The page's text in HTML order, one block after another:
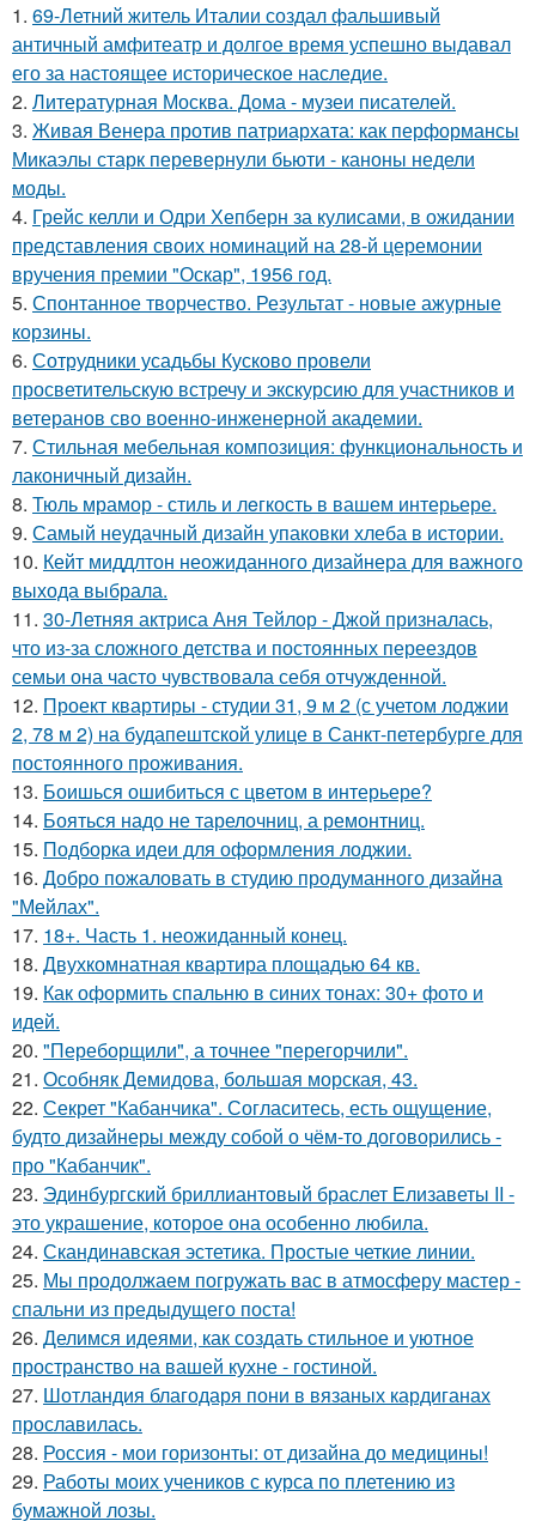
1. 69-Летний житель Италии создал фальшивый
античный амфитеатр и долгое время успешно выдавал
его за настоящее историческое наследие.
2. Литературная Москва. Дома - музеи писателей.
3. Живая Венера против патриархата: как перформансы
Микаэлы старк перевернули бьюти - каноны недели
моды.
4. Грейс келли и Одри Хепберн за кулисами, в ожидании
представления своих номинаций на 28-й церемонии
вручения премии "Оскар", 1956 год.
5. Спонтанное творчество. Результат - новые ажурные
корзины.
6. Сотрудники усадьбы Кусково провели
просветительскую встречу и экскурсию для участников и
ветеранов сво военно-инженерной академии.
7. Стильная мебельная композиция: функциональность и
лаконичный дизайн.
8. Тюль мрамор - стиль и лeгкость в вашем интерьере.
9. Самый неудачный дизайн упаковки хлеба в истории.
10. Кейт миддлтон неожиданного дизайнера для важного
выхода выбрала.
11. 30-Летняя актриса Аня Тейлор - Джой призналась,
что из-за сложного детства и постоянных переездов
семьи она часто чувствовала себя отчужденной.
12. Проект квартиры - студии 31, 9 м 2 (с учетом лоджии
2, 78 м 2) на будапештской улице в Санкт-петербурге для
постоянного проживания.
13. Боишься ошибиться с цветом в интерьере?
14. Бояться надо не тарелочниц, а ремонтниц.
15. Подборка идеи для оформления лоджии.
16. Добро пожаловать в студию продуманного дизайна
"Мейлах".
17. 18+. Часть 1. неожиданный конец.
18. Двухкомнатная квартира площадью 64 кв.
19. Как оформить спальню в синих тонах: 30+ фото и
идей.
20. "Переборщили", а точнее "перегорчили".
21. Особняк Демидова, большая морская, 43.
22. Секрет "Кабанчика". Согласитесь, есть ощущение,
будто дизайнеры между собой о чём-то договорились -
про "Кабанчик".
23. Эдинбургский бриллиантовый браслет Елизаветы II -
это украшение, которое она особенно любила.
24. Скандинавская эстетика. Простые четкие линии.
25. Мы продолжаем погружать вас в атмосферу мастер -
спальни из предыдущего поста!
26. Делимся идеями, как создать стильное и уютное
пространство на вашей кухне - гостиной.
27. Шотландия благодаря пони в вязаных кардиганах
прославилась.
28. Россия - мои горизонты: от дизайна до медицины!
29. Работы моих учеников с курса по плетению из
бумажной лозы.